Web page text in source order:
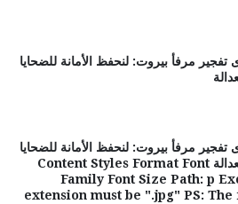
مرفأ بيروت: لنحفظ الأمانة للضحايا
مرفأ بيروت: لنحفظ الأمانة للضحايا
ونواصل السعي إلى الحقيقة والعدالة Content Styles Format Font
Family Font Size Path: p
extension must be ".jpg" PS: